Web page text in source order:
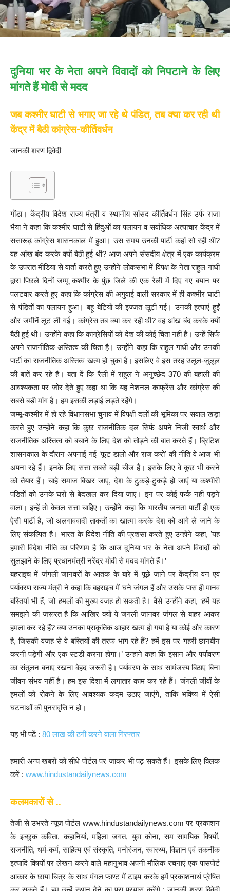
दुनिया भर के नेता अपने विवादों को निपटाने के लिए
मांगते हैं मोदी से मदद
जब कश्मीर घाटी से भगाए जा रहे थे पंडित, तब क्या कर रही थी
केंद्र में बैठी कांग्रेस-कीर्तिवर्धन
जानकी शरण द्विवेदी
गोंडा। केंद्रीय विदेश राज्य मंत्री व स्थानीय सांसद कीर्तिवर्धन सिंह उर्फ राजा
भैया ने कहा कि कश्मीर घाटी से हिंदुओं का पलायन व सर्वाधिक अत्याचार केंद्र में
सत्तारूढ़ कांग्रेस शासनकाल में हुआ। उस समय उनकी पार्टी कहां सो रही थी?
वह आंख बंद करके क्यों बैठी हुई थी? आज अपने संसदीय क्षेत्र में एक कार्यक्रम
के उपरांत मीडिया से वार्ता करते हुए उन्होंने लोकसभा में विपक्ष के नेता राहुल गांधी
द्वारा पिछले दिनों जम्मू कश्मीर के पुंछ जिले की एक रैली में दिए गए बयान पर
पलटवार करते हुए कहा कि कांग्रेस की अगुवाई वाली सरकार में ही कश्मीर घाटी
से पंडितों का पलायन हुआ। बहू बेटियों की इज्जत लूटी गई। उनकी हत्याएं हुईं
और जमीनें लूट ली गईं। कांग्रेस तब क्या कर रही थी? वह आंख बंद करके क्यों
बैठी हुई थी। उन्होंने कहा कि कांग्रेसियों को देश की कोई चिंता नहीं है। उन्हें सिर्फ
अपने राजनीतिक अस्तित्व की चिंता है। उन्होंने कहा कि राहुल गांधी और उनकी
पार्टी का राजनीतिक अस्तित्व खत्म हो चुका है। इसलिए वे इस तरह उलूल-जुलूल
की बातें कर रहे हैं। बता दें कि रैली में राहुल ने अनुच्छेद 370 की बहाली की
आवश्यकता पर जोर देते हुए कहा था कि यह नेशनल कांफ्रेंस और कांग्रेस की
सबसे बड़ी मांग है। हम इसकी लड़ाई लड़ते रहेंगे।
जम्मू-कश्मीर में हो रहे विधानसभा चुनाव में विपक्षी दलों की भूमिका पर सवाल खड़ा
करते हुए उन्होंने कहा कि कुछ राजनीतिक दल सिर्फ अपने निजी स्वार्थ और
राजनीतिक अस्तित्व को बचाने के लिए देश को तोड़ने की बात करते हैं। ब्रिटिश
शासनकाल के दौरान अपनाई गई ‘फूट डालो और राज करो’ की नीति वे आज भी
अपना रहे हैं। इनके लिए सत्ता सबसे बड़ी चीज है। इसके लिए वे कुछ भी करने
को तैयार हैं। चाहे समाज बिखर जाए, देश के टुकड़े-टुकड़े हो जाएं या कश्मीरी
पंडितों को उनके घरों से बेदखल कर दिया जाए। इन पर कोई फर्क नहीं पड़ने
वाला। इन्हें तो केवल सत्ता चाहिए। उन्होंने कहा कि भारतीय जनता पार्टी ही एक
ऐसी पार्टी है, जो अलगाववादी ताकतों का खात्मा करके देश को आगे ले जाने के
लिए संकल्पित है। भारत के विदेश नीति की प्रशंसा करते हुए उन्होंने कहा, ’यह
हमारी विदेश नीति का परिणाम है कि आज दुनिया भर के नेता अपने विवादों को
सुलझाने के लिए प्रधानमंत्री नरेंद्र मोदी से मदद मांगते हैं।’
बहराइच में जंगली जानवरों के आतंक के बारे में पूछे जाने पर केंद्रीय वन एवं
पर्यावरण राज्य मंत्री ने कहा कि बहराइच में घने जंगल हैं और उसके पास ही मानव
बस्तियां भी हैं, जो हमलों की मुख्य वजह हो सकती है। वैसे उन्होंने कहा, ‘हमें यह
समझने की जरूरत है कि आखिर क्यों ये जंगली जानवर जंगल से बाहर आकर
हमला कर रहे हैं? क्या उनका प्राकृतिक आहार खत्म हो गया है या कोई और कारण
है, जिसकी वजह से वे बस्तियों की तरफ भाग रहे हैं? हमें इस पर गहरी छानबीन
करनी पड़ेगी और एक स्टडी करना होगा।’ उन्हांने कहा कि इंसान और पर्यावरण
का संतुलन बनाए रखना बेहद जरूरी है। पर्यावरण के साथ सामंजस्य बिठाए बिना
जीवन संभव नहीं है। हम इस दिशा में लगातार काम कर रहे हैं। जंगली जीवों के
हमलों को रोकने के लिए आवश्यक कदम उठाए जाएंगे, ताकि भविष्य में ऐसी
घटनाओं की पुनरावृत्ति न हो।
यह भी पढें : 80 लाख की ठगी करने वाला गिरफ्तार
हमारी अन्य खबरों को सीधे पोर्टल पर जाकर भी पढ़ सकते हैं। इसके लिए क्लिक
करें : www.hindustandailynews.com
कलमकारों से ..
तेजी से उभरते न्यूज पोर्टल www.hindustandailynews.com पर प्रकाशन
के इच्छुक कविता, कहानियां, महिला जगत, युवा कोना, सम सामयिक विषयों,
राजनीति, धर्म-कर्म, साहित्य एवं संस्कृति, मनोरंजन, स्वास्थ्य, विज्ञान एवं तकनीक
इत्यादि विषयों पर लेखन करने वाले महानुभाव अपनी मौलिक रचनाएं एक पासपोर्ट
आकार के छाया चित्र के साथ मंगल फाण्ट में टाइप करके हमें प्रकाशनार्थ प्रेषित